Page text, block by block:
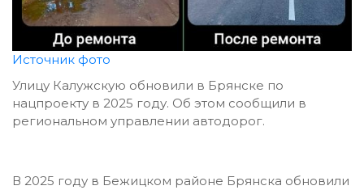
Источник фото
Улицу Калужскую обновили в Брянске по
нацпроекту в 2025 году. Об этом сообщили в
региональном управлении автодорог.
В 2025 году в Бежицком районе Брянска обновили